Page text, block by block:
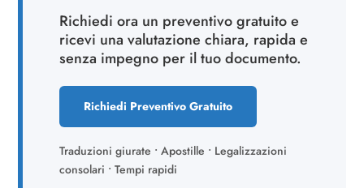
Richiedi ora un preventivo gratuito e
ricevi una valutazione chiara, rapida e
senza impegno per il tuo documento.
Richiedi Preventivo Gratuito
Traduzioni giurate • Apostille • Legalizzazioni
consolari • Tempi rapidi